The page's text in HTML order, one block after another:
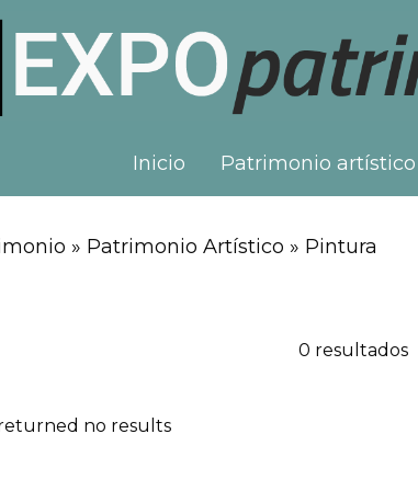
Inicio Patrimonio artístico
» Patrimonio Artístico » Pintura
0 resultados
no results